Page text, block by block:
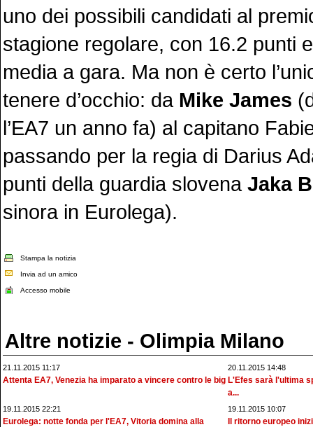
uno dei possibili candidati al
stagione regolare, con 16.2 punti
media a gara. Ma non è certo
tenere d’occhio: da Mike James
l’EA7 un anno fa) al capitano
passando per la regia di Darius
punti della guardia slovena Jaka
sinora in Eurolega).
Stampa la notizia
Invia ad un amico
Accesso mobile
Altre notizie - Olimpia Milano
21.11.2015 11:17
Attenta EA7, Venezia ha imparato a vincere contro le big
20.11.2015 14:48
L'Efes sarà l'ultima
a...
19.11.2015 22:21
Eurolega: notte fonda per l'EA7, Vitoria domina alla
19.11.2015 10:07
Il ritorno europeo